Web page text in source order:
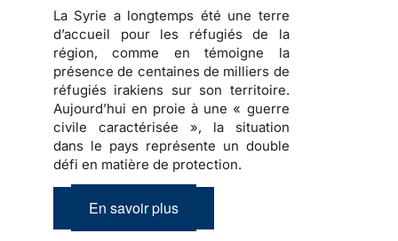
La Syrie a longtemps été une terre
d’accueil pour les réfugiés de la
région, comme en témoigne la
présence de centaines de milliers de
réfugiés irakiens sur son territoire.
Aujourd’hui en proie à une « guerre
civile caractérisée », la situation
dans le pays représente un double
défi en matière de protection.
En savoir plus